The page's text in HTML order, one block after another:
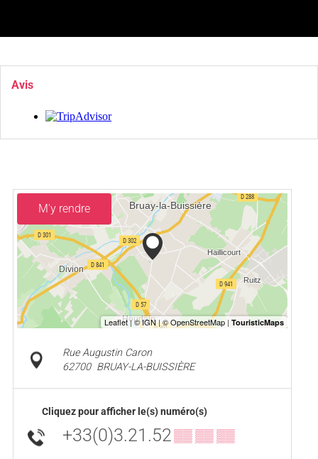
Avis
M'y rendre
Rue Augustin Caron
62700 BRUAY-LA-BUISSIÈRE
Cliquez pour afficher le(s) numéro(s)
+33(0)3.21.52▒▒ ▒▒ ▒▒